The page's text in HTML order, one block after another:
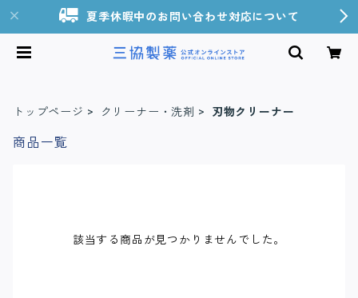
夏季休暇中のお問い合わせ対応について
トップページ クリーナー・洗剤 刃物クリーナー
商品一覧
該当する商品が見つかりませんでした。